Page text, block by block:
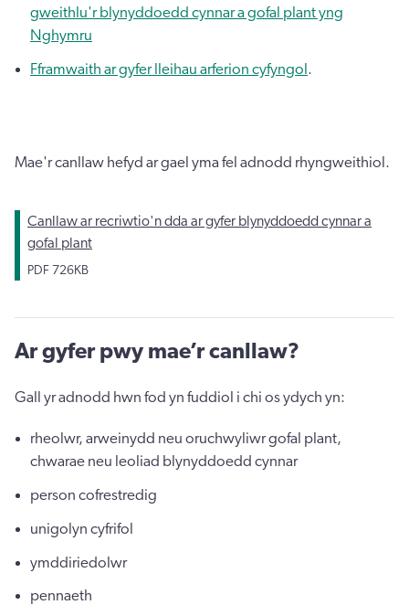
gweithlu'r blynyddoedd cynnar a gofal plant yng
Nghymru
Fframwaith ar gyfer lleihau arferion cyfyngol .
Mae'r canllaw hefyd ar gael yma fel adnodd rhyngweithiol.
Canllaw ar recriwtio'n dda ar gyfer blynyddoedd cynnar a
gofal plant
PDF 726KB
Ar gyfer pwy mae’r canllaw?
Gall yr adnodd hwn fod yn fuddiol i chi os ydych yn:
rheolwr, arweinydd neu oruchwyliwr gofal plant,
chwarae neu leoliad blynyddoedd cynnar
person cofrestredig
unigolyn cyfrifol
ymddiriedolwr
pennaeth